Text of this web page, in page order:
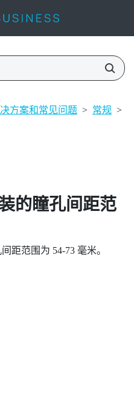
方案和常见问题 > 常规 >
的瞳孔间距范
距范围为 54-73 毫米。